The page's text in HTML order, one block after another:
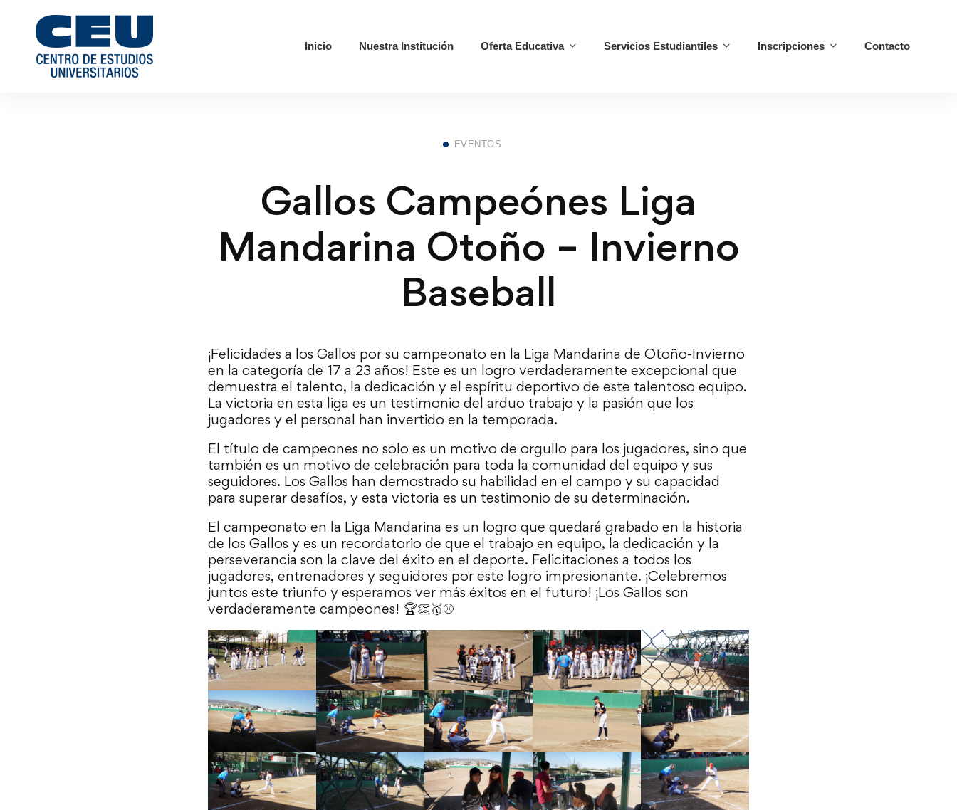
Inicio Nuestra Institución Oferta Educativa Servicios Estudiantiles Inscripciones Contacto
EVENTOS
Gallos Campeónes Liga
Mandarina Otoño – Invierno
Baseball
¡Felicidades a los Gallos por su campeonato en la Liga Mandarina de Otoño-Invierno
en la categoría de 17 a 23 años! Este es un logro verdaderamente excepcional que
demuestra el talento, la dedicación y el espíritu deportivo de este talentoso equipo.
La victoria en esta liga es un testimonio del arduo trabajo y la pasión que los
jugadores y el personal han invertido en la temporada.
El título de campeones no solo es un motivo de orgullo para los jugadores, sino que
también es un motivo de celebración para toda la comunidad del equipo y sus
seguidores. Los Gallos han demostrado su habilidad en el campo y su capacidad
para superar desafíos, y esta victoria es un testimonio de su determinación.
El campeonato en la Liga Mandarina es un logro que quedará grabado en la historia
de los Gallos y es un recordatorio de que el trabajo en equipo, la dedicación y la
perseverancia son la clave del éxito en el deporte. Felicitaciones a todos los
jugadores, entrenadores y seguidores por este logro impresionante. ¡Celebremos
juntos este triunfo y esperamos ver más éxitos en el futuro! ¡Los Gallos son
verdaderamente campeones! 🏆👏🥇⚾